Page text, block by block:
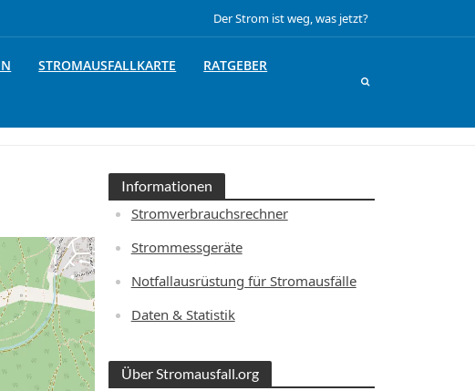
Der Strom ist weg, was jetzt?
STROMAUSFALLKARTE
RATGEBER
Informationen
Stromverbrauchsrechner
Strommessgeräte
Notfallausrüstung für Stromausfälle
Daten & Statistik
Über Stromausfall.org